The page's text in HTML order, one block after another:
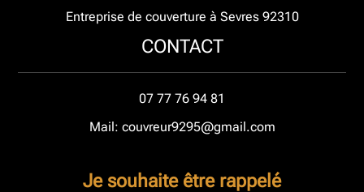
Entreprise de couverture à Sevres 92310
CONTACT
07 77 76 94 81
Mail: couvreur9295@gmail.com
Je souhaite être rappelé